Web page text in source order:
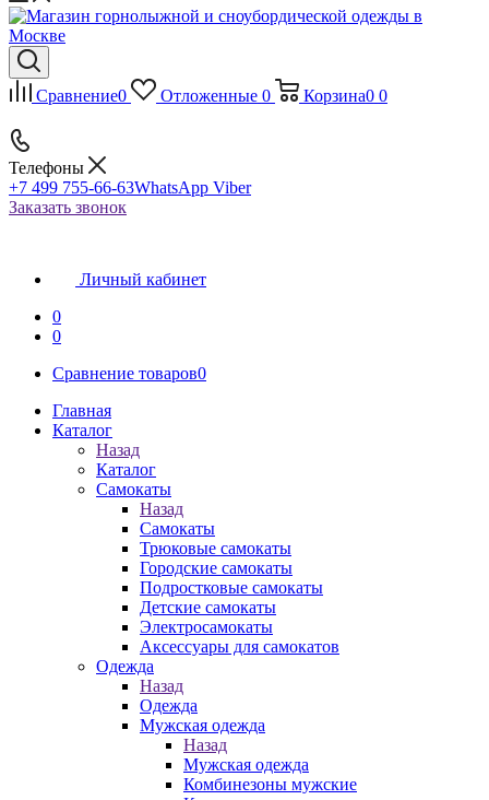
Сравнение0 Отложенные 0 Корзина0 0
Телефоны
+7 499 755-66-63WhatsApp Viber
Заказать звонок
Личный кабинет
0
0
Сравнение товаров0
Главная
Каталог
Назад
Каталог
Самокаты
Назад
Самокаты
Трюковые самокаты
Городские самокаты
Подростковые самокаты
Детские самокаты
Электросамокаты
Аксессуары для самокатов
Одежда
Назад
Одежда
Мужская одежда
Назад
Мужская одежда
Комбинезоны мужские